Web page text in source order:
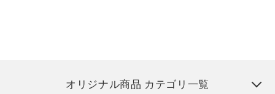
オリジナル商品 カテゴリ一覧